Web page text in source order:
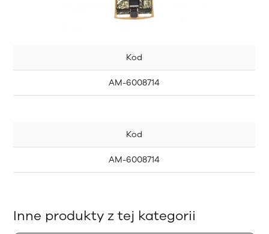
Kod
AM-6008714
Kod
AM-6008714
Inne produkty z tej kategorii